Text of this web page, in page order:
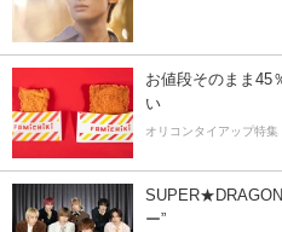
お値段そのまま45
い
オリコンタイアップ特集
ー”